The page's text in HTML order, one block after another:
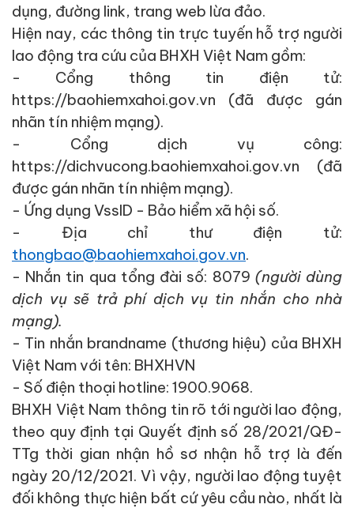
dụng, đường link, trang web lừa đảo.
Hiện nay, các thông tin trực tuyến hỗ trợ người
lao động tra cứu của BHXH Việt Nam gồm:
- Cổng thông tin điện tử:
https://baohiemxahoi.gov.vn (đã được gán
nhãn tín nhiệm mạng).
- Cổng dịch vụ công:
https://dichvucong.baohiemxahoi.gov.vn (đã
được gán nhãn tín nhiệm mạng).
- Ứng dụng VssID - Bảo hiểm xã hội số.
- Địa chỉ thư điện tử:
thongbao@baohiemxahoi.gov.vn.
- Nhắn tin qua tổng đài số: 8079 (người dùng
dịch vụ sẽ trả phí dịch vụ tin nhắn cho nhà
mạng).
- Tin nhắn brandname (thương hiệu) của BHXH
Việt Nam với tên: BHXHVN
- Số điện thoại hotline: 1900.9068.
BHXH Việt Nam thông tin rõ tới người lao động,
theo quy định tại Quyết định số 28/2021/QĐ-
TTg thời gian nhận hồ sơ nhận hỗ trợ là đến
ngày 20/12/2021. Vì vậy, người lao động tuyệt
đối không thực hiện bất cứ yêu cầu nào, nhất là